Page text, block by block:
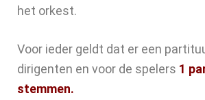
het orkest.
Voor ieder geldt dat er een
dirigenten en voor de spelers 1
stemmen.